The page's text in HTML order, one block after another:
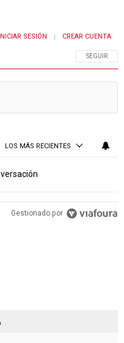
SIGA ESTA
SEGUIR
INICIAR SESIÓN | CREAR CUENTA
LOS MÁS RECIENTES